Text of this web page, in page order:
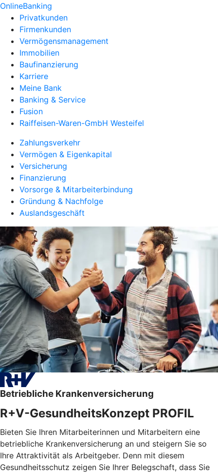
OnlineBanking
Privatkunden
Firmenkunden
Vermögensmanagement
Immobilien
Baufinanzierung
Karriere
Meine Bank
Banking & Service
Fusion
Raiffeisen-Waren-GmbH Westeifel
Zahlungsverkehr
Vermögen & Eigenkapital
Versicherung
Finanzierung
Vorsorge & Mitarbeiterbindung
Gründung & Nachfolge
Auslandsgeschäft
Betriebliche Krankenversicherung
R+V-GesundheitsKonzept PROFIL
Bieten Sie Ihren Mitarbeiterinnen und Mitarbeitern eine
betriebliche Krankenversicherung an und steigern Sie so
Ihre Attraktivität als Arbeitgeber. Denn mit diesem
Gesundheitsschutz zeigen Sie Ihrer Belegschaft, dass Sie